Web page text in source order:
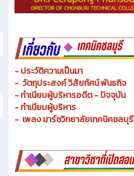
- ประวัติความเป็นมา
- วัตถุประสงค์ วิสัยทัศน์ พันธกิจ
- ทำเนียบผู้บริหารอดีต - ปัจจุบัน
- ทำเนียบผู้บริหาร
- เพลง มาร์ชวิทยาลัยเทคนิคชลบุรี